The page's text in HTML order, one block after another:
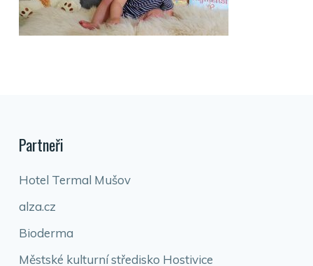
Partneři
Hotel Termal Mušov
alza.cz
Bioderma
Městské kulturní středisko Hostivice